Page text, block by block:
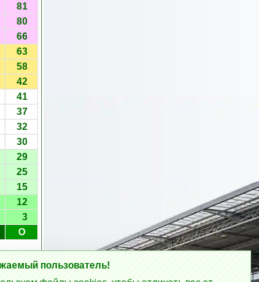
81
80
66
63
58
42
41
37
32
30
29
25
15
12
3
О
пользователь!